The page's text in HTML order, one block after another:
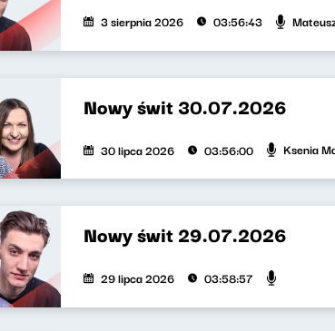
3 sierpnia 2026 03:56:43
Nowy świt 30.07.2026
30 lipca 2026 03:56:00 Ksenia
Nowy świt 29.07.2026
29 lipca 2026 03:58:57